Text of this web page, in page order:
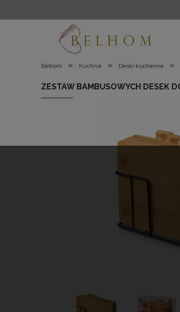
Belhom » Kuchnia » Deski kuchenne »
ZESTAW BAMBUSOWYCH DESEK